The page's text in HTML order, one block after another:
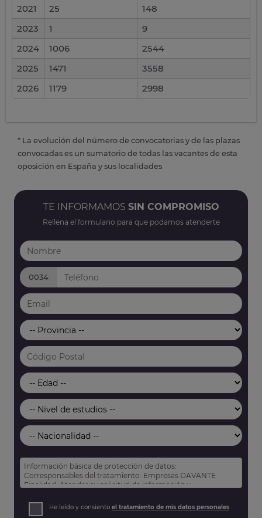
2021
25
148
2023
1
9
2024
1006
2544
2025
1471
3558
2026
1179 2998
* La evolución del número de convocatorias y de las plazas
convocadas es un sumatorio de todas las vacantes de esta
oposición en España y sus localidades
TE INFORMAMOS SIN COMPROMISO
Rellena el formulario para que podamos atenderte
0034
Información básica de protección de datos:
Corresponsables del tratamiento: Empresas DAVANTE
Finalidad: Atender su solicitud de información y
Derechos: Puede acceder, rectificar y suprimir sus datos,
así como otros derechos tal y como se explica en nuestra
He leído y consiento el tratamiento de mis datos personales